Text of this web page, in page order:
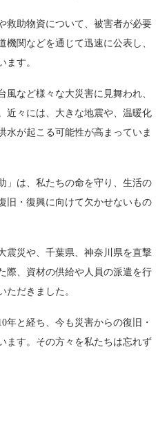
救助物資について、被害者が必要
機関などを通じて迅速に公表し、
ます。
など様々な大災害に見舞われ、
近々には、大きな地震や、温暖化
水が起こる可能性が高まっていま
」は、私たちの命を守り、生活の
旧・復興に向けて欠かせないもの
震災や、千葉県、神奈川県を直撃
際、資材の供給や人員の派遣を行
ただきました。
年と経ち、今も災害からの復旧・
ます。その方々を私たちは忘れず